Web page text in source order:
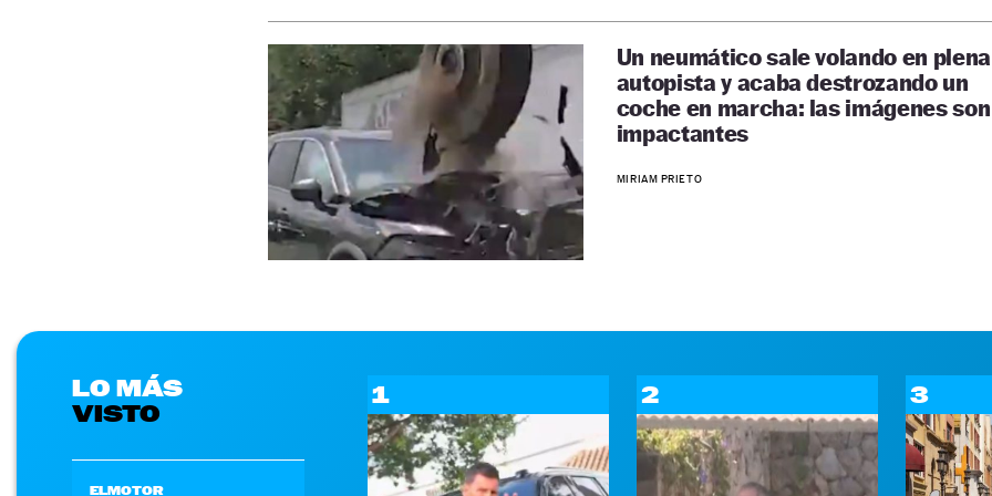
Un neumático sale volando en plena
autopista y acaba destrozando un
coche en marcha: las imágenes son
impactantes
MIRIAM PRIETO
LO MÁS
VISTO
ELMOTOR
1 2 3